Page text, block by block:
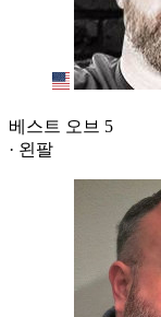
베스트 오브 5
· 왼팔